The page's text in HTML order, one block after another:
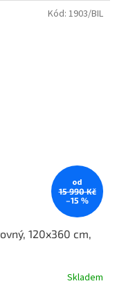
od
15 990 Kč
–15 %
120x360 cm,
Skladem
Kód: 1903/BIL